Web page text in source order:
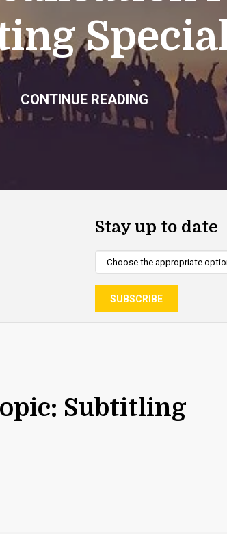
CONTINUE READING
Stay up to date
Subtitling